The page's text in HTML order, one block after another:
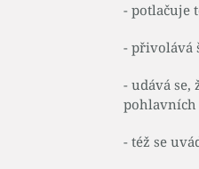
- potlačuje
- přivolává
- udává
pohlavních
- též se